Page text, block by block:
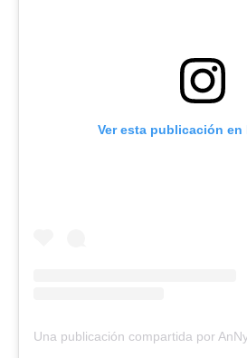
Ver esta publicación en